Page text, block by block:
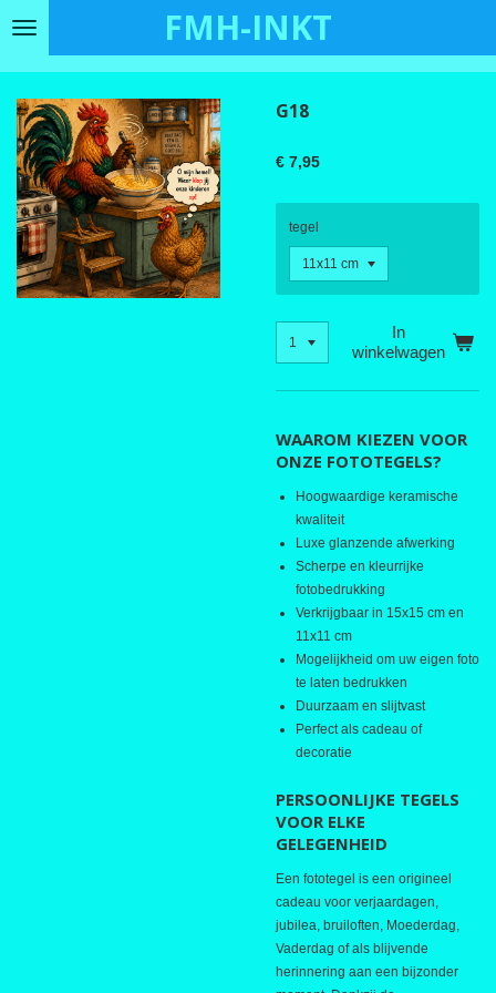
Ga
hoofdinhoud
FMH-INKT
G18
€ 7,95
tegel
In
winkelwagen
WAAROM KIEZEN VOOR
ONZE FOTOTEGELS?
Hoogwaardige keramische
kwaliteit
Luxe glanzende afwerking
Scherpe en kleurrijke
fotobedrukking
Verkrijgbaar in 15x15 cm en
11x11 cm
Mogelijkheid om uw eigen foto
te laten bedrukken
Duurzaam en slijtvast
Perfect als cadeau of
decoratie
PERSOONLIJKE TEGELS
VOOR ELKE
GELEGENHEID
Een fototegel is een origineel
cadeau voor verjaardagen,
jubilea, bruiloften, Moederdag,
Vaderdag of als blijvende
herinnering aan een bijzonder